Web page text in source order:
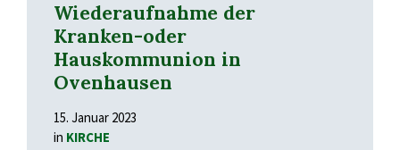
Wiederaufnahme der
Kranken-oder
Hauskommunion in
Ovenhausen
15. Januar 2023
in KIRCHE